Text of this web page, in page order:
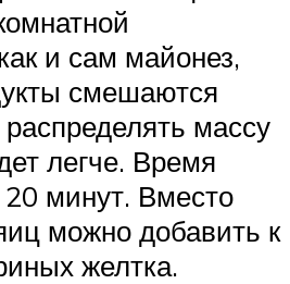
и сам майонез,
смешаются
массу
легче. Время
20 минут. Вместо
можно добавить к
желтка.